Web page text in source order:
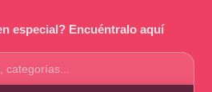
especial? Encuéntralo aquí